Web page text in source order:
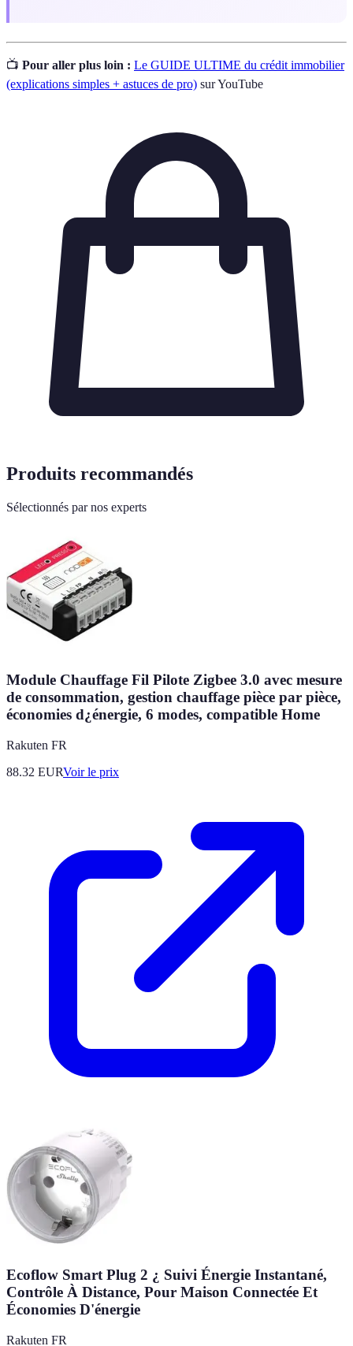
📺 Pour aller plus loin : Le GUIDE ULTIME du crédit immobilier
(explications simples + astuces de pro) sur YouTube
Produits recommandés
Sélectionnés par nos experts
Module Chauffage Fil Pilote Zigbee 3.0 avec mesure
de consommation, gestion chauffage pièce par pièce,
économies d¿énergie, 6 modes, compatible Home
Rakuten FR
88.32 EURVoir le prix
Ecoflow Smart Plug 2 ¿ Suivi Énergie Instantané,
Contrôle À Distance, Pour Maison Connectée Et
Économies D'énergie
Rakuten FR